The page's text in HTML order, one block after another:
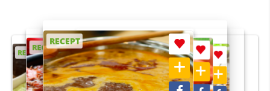
RECEPT
RECEPT
RECEPT
RECEPT
RECEPT